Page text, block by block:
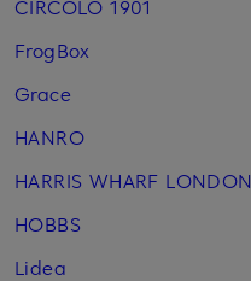
CIRCOLO 1901
FrogBox
Grace
HANRO
HARRIS WHARF LONDON
HOBBS
Lidea